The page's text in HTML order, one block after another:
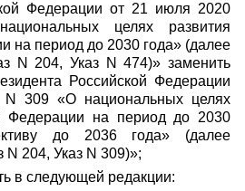
Федерации от 21 июля 2020
целях развития
на период до 2030 года» (далее
N 204, Указ N 474)» заменить
Российской Федерации
309 «О национальных целях
Федерации на период до 2030
до 2036 года» (далее
N 204, Указ N 309)»;
в следующей редакции: